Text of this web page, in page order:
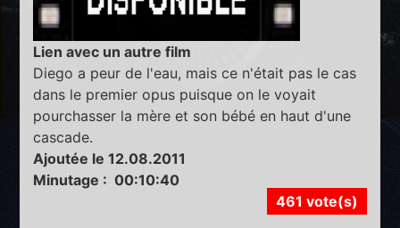
Lien avec un autre film
Diego a peur de l'eau, mais ce n'était pas le cas
dans le premier opus puisque on le voyait
pourchasser la mère et son bébé en haut d'une
cascade.
Ajoutée le 12.08.2011
Minutage : 00:10:40
461 vote(s)